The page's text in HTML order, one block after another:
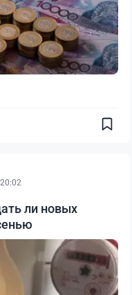
ли новых